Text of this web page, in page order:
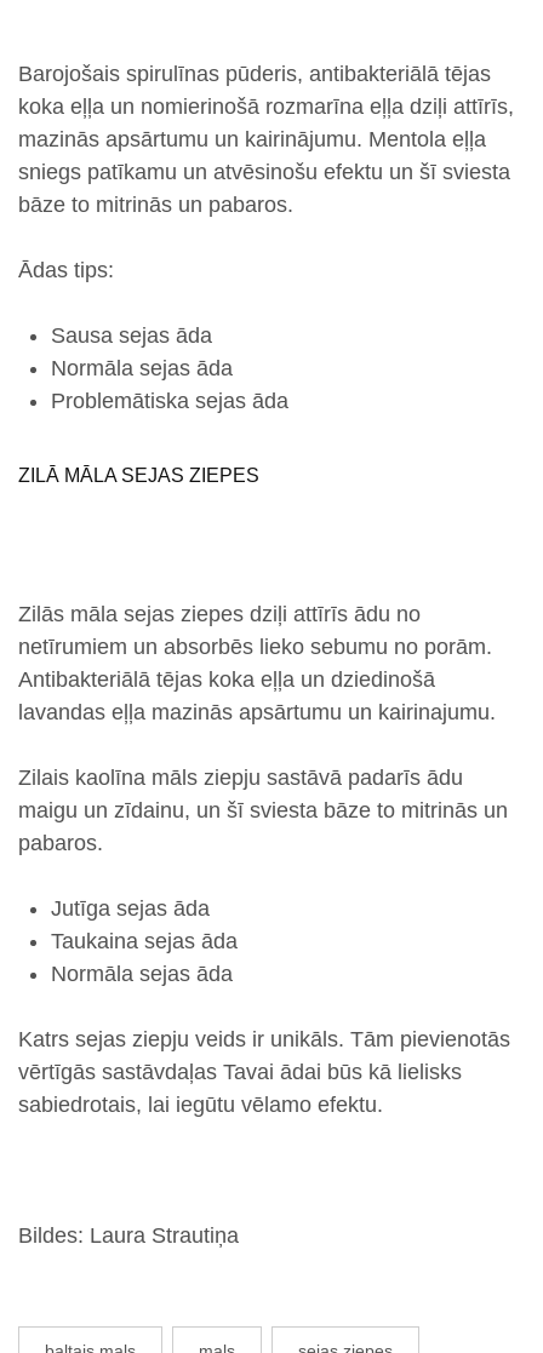
Barojošais spirulīnas pūderis, antibakteriālā tējas
koka eļļa un nomierinošā rozmarīna eļļa dziļi attīrīs,
mazinās apsārtumu un kairinājumu. Mentola eļļa
sniegs patīkamu un atvēsinošu efektu un šī sviesta
bāze to mitrinās un pabaros.
Ādas tips:
Sausa sejas āda
Normāla sejas āda
Problemātiska sejas āda
ZILĀ MĀLA SEJAS ZIEPES
Zilās māla sejas ziepes dziļi attīrīs ādu no
netīrumiem un absorbēs lieko sebumu no porām.
Antibakteriālā tējas koka eļļa un dziedinošā
lavandas eļļa mazinās apsārtumu un kairinajumu.
Zilais kaolīna māls ziepju sastāvā padarīs ādu
maigu un zīdainu, un šī sviesta bāze to mitrinās un
pabaros.
Jutīga sejas āda
Taukaina sejas āda
Normāla sejas āda
Katrs sejas ziepju veids ir unikāls. Tām pievienotās
vērtīgās sastāvdaļas Tavai ādai būs kā lielisks
sabiedrotais, lai iegūtu vēlamo efektu.
Bildes: Laura Strautiņa